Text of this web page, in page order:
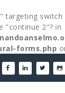
targeting
"continue 2"? in
forms.php